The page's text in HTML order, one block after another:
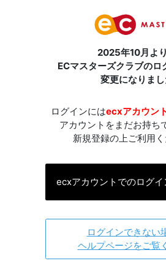
2025年10月より
ECマスターズクラブのロ
変更になりま
ログインにはecxアカウント
アカウントをまだお持ち
新規登録の上ご利用く
ecxアカウントでのログイ
ログインできない
ヘルプページをご覧